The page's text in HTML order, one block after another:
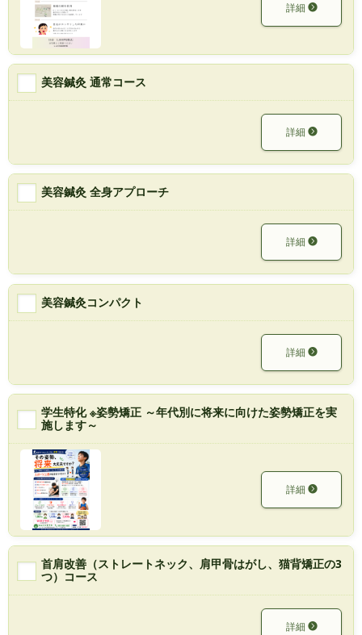
詳細
美容鍼灸 通常コース
詳細
美容鍼灸 全身アプローチ
詳細
美容鍼灸コンパクト
詳細
学生特化 ※姿勢矯正 ～年代別に将来に向けた姿勢矯正を実
施します～
詳細
首肩改善（ストレートネック、肩甲骨はがし、猫背矯正の3
つ）コース
詳細